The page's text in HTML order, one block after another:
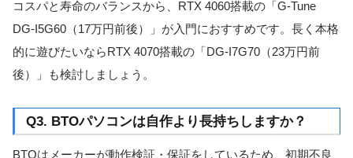
コスパと寿命のバランスから、RTX 4060搭載の「G-Tune
DG-I5G60（17万円前後）」が入門におすすめです。長く本格
的に遊びたいならRTX 4070搭載の「DG-I7G70（23万円前
後）」も検討しましょう。
Q3. BTOパソコンは自作より長持ちしますか？
BTOはメーカーが動作検証・保証をしているため、初期不良